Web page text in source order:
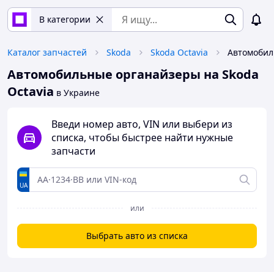
В категории
Каталог запчастей Skoda Skoda Octavia
Автомобильные органайзеры на Skoda
Octavia в Украине
Введи номер авто, VIN или выбери из
списка, чтобы быстрее найти нужные
запчасти
UA
или
Выбрать авто из списка